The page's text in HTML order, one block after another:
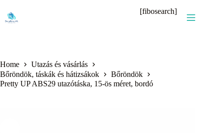
content
[fibosearch]
Home
Utazás és vásárlás
Bőröndök, táskák és hátizsákok
Bőröndök
Pretty UP ABS29 utazótáska, 15-ös méret, bordó